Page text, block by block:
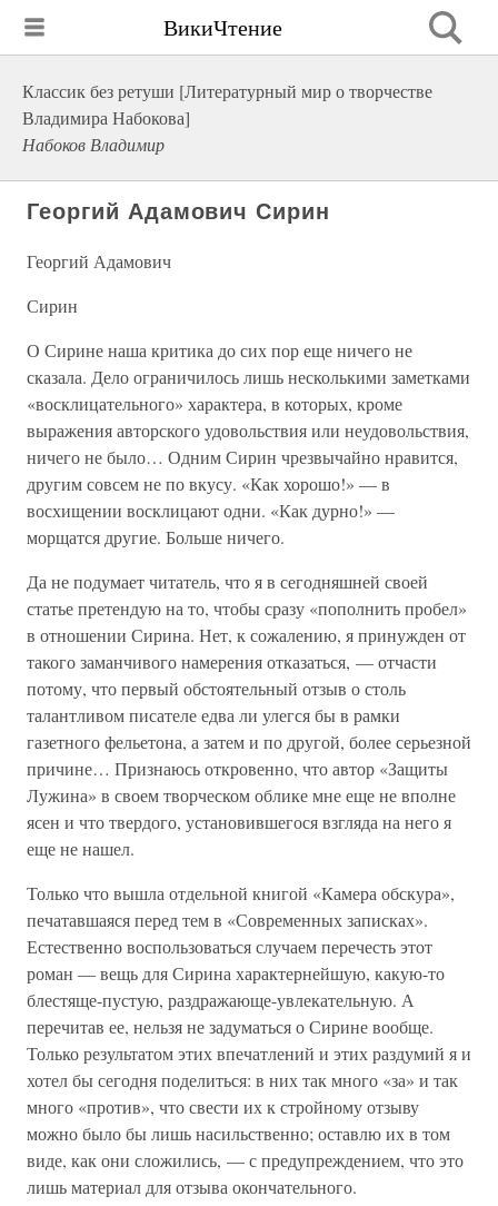
ВикиЧтение
Классик без ретуши [Литературный мир о творчестве
Владимира Набокова]
Набоков Владимир
Георгий Адамович Сирин
Георгий Адамович
Сирин
О Сирине наша критика до сих пор еще ничего не
сказала. Дело ограничилось лишь несколькими заметками
«восклицательного» характера, в которых, кроме
выражения авторского удовольствия или неудовольствия,
ничего не было… Одним Сирин чрезвычайно нравится,
другим совсем не по вкусу. «Как хорошо!» — в
восхищении восклицают одни. «Как дурно!» —
морщатся другие. Больше ничего.
Да не подумает читатель, что я в сегодняшней своей
статье претендую на то, чтобы сразу «пополнить пробел»
в отношении Сирина. Нет, к сожалению, я принужден от
такого заманчивого намерения отказаться, — отчасти
потому, что первый обстоятельный отзыв о столь
талантливом писателе едва ли улегся бы в рамки
газетного фельетона, а затем и по другой, более серьезной
причине… Признаюсь откровенно, что автор «Защиты
Лужина» в своем творческом облике мне еще не вполне
ясен и что твердого, установившегося взгляда на него я
еще не нашел.
Только что вышла отдельной книгой «Камера обскура»,
печатавшаяся перед тем в «Современных записках».
Естественно воспользоваться случаем перечесть этот
роман — вещь для Сирина характернейшую, какую-то
блестяще-пустую, раздражающе-увлекательную. А
перечитав ее, нельзя не задуматься о Сирине вообще.
Только результатом этих впечатлений и этих раздумий я и
хотел бы сегодня поделиться: в них так много «за» и так
много «против», что свести их к стройному отзыву
можно было бы лишь насильственно; оставлю их в том
виде, как они сложились, — с предупреждением, что это
лишь материал для отзыва окончательного.